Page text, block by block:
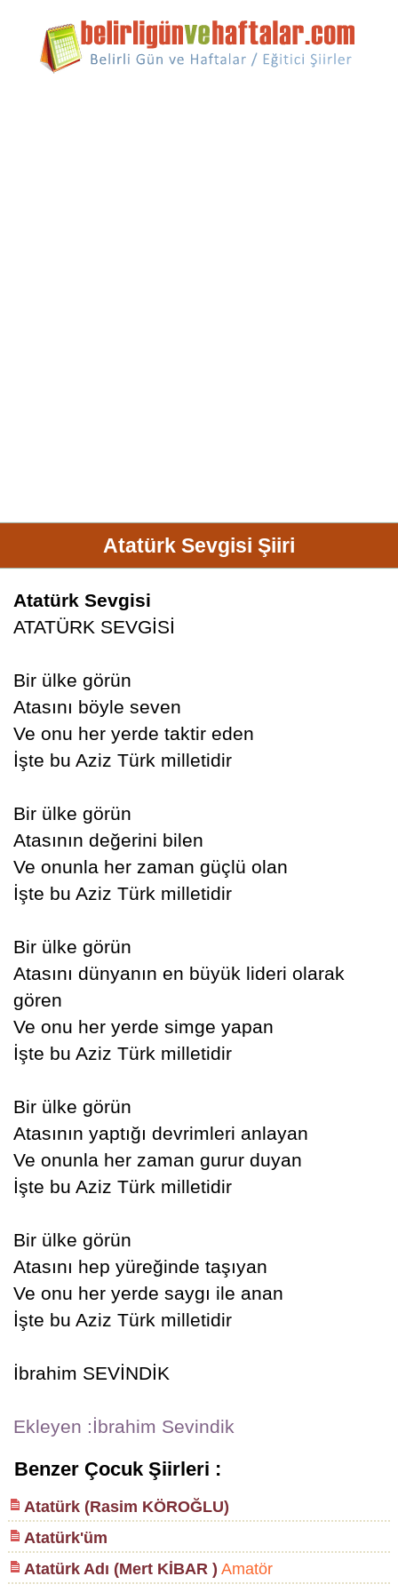
Atatürk Sevgisi Şiiri
Atatürk Sevgisi
ATATÜRK SEVGİSİ
Bir ülke görün
Atasını böyle seven
Ve onu her yerde taktir eden
İşte bu Aziz Türk milletidir
Bir ülke görün
Atasının değerini bilen
Ve onunla her zaman güçlü olan
İşte bu Aziz Türk milletidir
Bir ülke görün
Atasını dünyanın en büyük lideri olarak
gören
Ve onu her yerde simge yapan
İşte bu Aziz Türk milletidir
Bir ülke görün
Atasının yaptığı devrimleri anlayan
Ve onunla her zaman gurur duyan
İşte bu Aziz Türk milletidir
Bir ülke görün
Atasını hep yüreğinde taşıyan
Ve onu her yerde saygı ile anan
İşte bu Aziz Türk milletidir
İbrahim SEVİNDİK
Ekleyen :İbrahim Sevindik
Benzer Çocuk Şiirleri :
Atatürk (Rasim KÖROĞLU)
Atatürk'üm
Atatürk Adı (Mert KİBAR ) Amatör